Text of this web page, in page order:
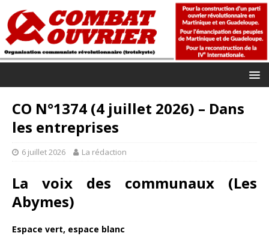
CO N°1374 (4 juillet 2026) – Dans
les entreprises
6 juillet 2026 La rédaction
La voix des communaux (Les
Abymes)
Espace vert, espace blanc